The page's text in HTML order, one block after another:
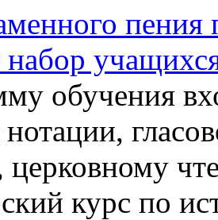
набор
обучения
курс по